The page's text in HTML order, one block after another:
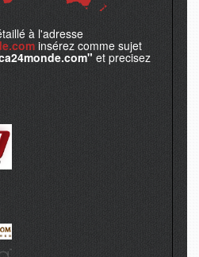
à l'adresse
insérez comme sujet
et precisez